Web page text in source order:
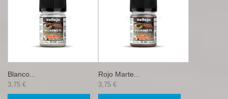
Blanco...
3,75 €
Rojo Marte...
3,75 €